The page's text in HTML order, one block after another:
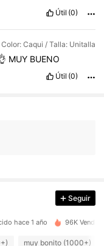
Útil (0)
Color: Caqui / Talla: Unitalla
MUY BUENO
Útil (0)
Seguir
hace 1 año 96K
muy bonito (1000+)